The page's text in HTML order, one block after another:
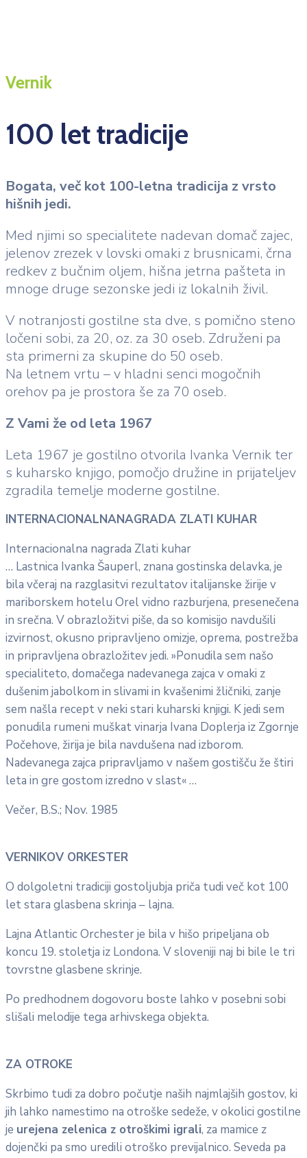
Vernik
100 let tradicije
Bogata, več kot 100-letna tradicija z vrsto
hišnih jedi.
Med njimi so specialitete nadevan domač zajec,
jelenov zrezek v lovski omaki z brusnicami, črna
redkev z bučnim oljem, hišna jetrna pašteta in
mnoge druge sezonske jedi iz lokalnih živil.
V notranjosti gostilne sta dve, s pomično steno
ločeni sobi, za 20, oz. za 30 oseb. Združeni pa
sta primerni za skupine do 50 oseb.
Na letnem vrtu – v hladni senci mogočnih
orehov pa je prostora še za 70 oseb.
Z Vami že od leta 1967
Leta 1967 je gostilno otvorila Ivanka Vernik ter
s kuharsko knjigo, pomočjo družine in prijateljev
zgradila temelje moderne gostilne.
INTERNACIONALNANAGRADA ZLATI KUHAR
Internacionalna nagrada Zlati kuhar
… Lastnica Ivanka Šauperl, znana gostinska delavka, je
bila včeraj na razglasitvi rezultatov italijanske žirije v
mariborskem hotelu Orel vidno razburjena, presenečena
in srečna. V obrazložitvi piše, da so komisijo navdušili
izvirnost, okusno pripravljeno omizje, oprema, postrežba
in pripravljena obrazložitev jedi. »Ponudila sem našo
specialiteto, domačega nadevanega zajca v omaki z
dušenim jabolkom in slivami in kvašenimi žličniki, zanje
sem našla recept v neki stari kuharski knjigi. K jedi sem
ponudila rumeni muškat vinarja Ivana Doplerja iz Zgornje
Počehove, žirija je bila navdušena nad izborom.
Nadevanega zajca pripravljamo v našem gostišču že štiri
leta in gre gostom izredno v slast« …
Večer, B.S.; Nov. 1985
VERNIKOV ORKESTER
O dolgoletni tradiciji gostoljubja priča tudi več kot 100
let stara glasbena skrinja – lajna.
Lajna Atlantic Orchester je bila v hišo pripeljana ob
koncu 19. stoletja iz Londona. V sloveniji naj bi bile le tri
tovrstne glasbene skrinje.
Po predhodnem dogovoru boste lahko v posebni sobi
slišali melodije tega arhivskega objekta.
ZA OTROKE
Skrbimo tudi za dobro počutje naših najmlajših gostov, ki
jih lahko namestimo na otroške sedeže, v okolici gostilne
je urejena zelenica z otroškimi igrali, za mamice z
dojenčki pa smo uredili otroško previjalnico. Seveda pa